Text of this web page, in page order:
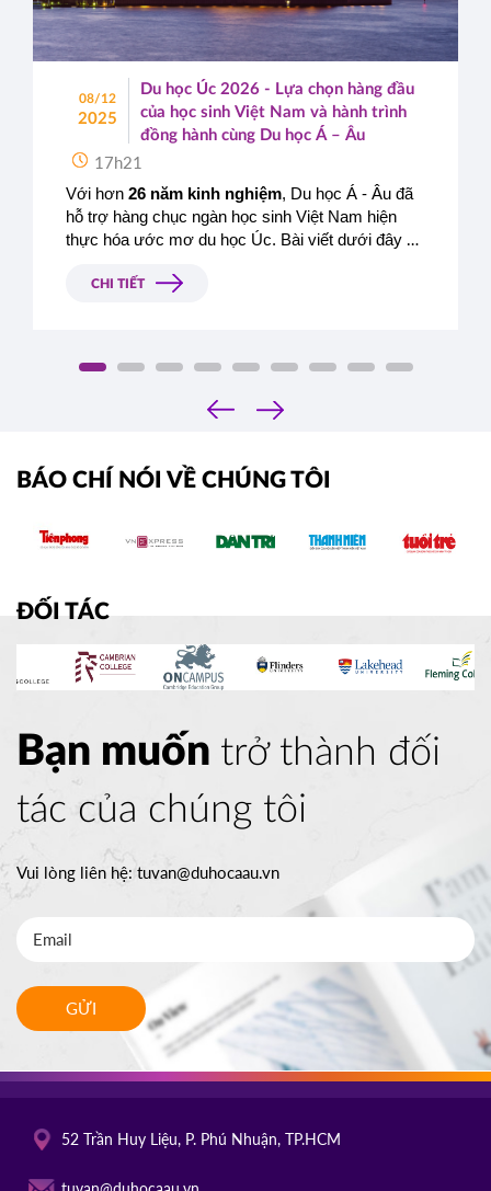
08/12
2025
Du học Úc 2026 - Lựa chọn hàng đầu
của học sinh Việt Nam và hành trình
đồng hành cùng Du học Á – Âu
17h21
Với hơn 26 năm kinh nghiệm, Du học Á - Âu đã
hỗ trợ hàng chục ngàn học sinh Việt Nam hiện
thực hóa ước mơ du học Úc. Bài viết dưới đây sẽ
đồng thời giới thiệu những trường đại học - cao
CHI TIẾT
‹
›
BÁO CHÍ NÓI VỀ CHÚNG TÔI
ĐỐI TÁC
Bạn muốn trở thành đối
tác của chúng tôi
Vui lòng liên hệ: tuvan@duhocaau.vn
GỬI
52 Trần Huy Liệu, P. Phú Nhuận, TP.HCM